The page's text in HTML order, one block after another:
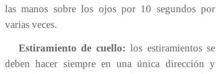
las manos sobre los ojos por 10 segundos por
varias veces.
Estiramiento de cuello: los estiramientos se
deben hacer siempre en una única dirección y